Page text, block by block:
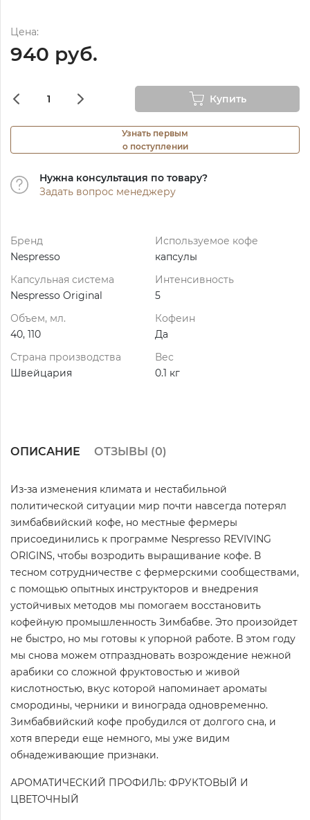
Цена:
940 руб.
Купить
Узнать первым
о поступлении
Нужна консультация по товару?
Задать вопрос менеджеру
Бренд
Nespresso
Используемое кофе
капсулы
Капсульная система
Nespresso Original
Интенсивность
5
Объем, мл.
40, 110
Кофеин
Да
Страна производства
Швейцария
Вес
0.1 кг
ОПИСАНИЕ ОТЗЫВЫ (0)
Из-за изменения климата и нестабильной
политической ситуации мир почти навсегда потерял
зимбабвийский кофе, но местные фермеры
присоединились к программе Nespresso REVIVING
ORIGINS, чтобы возродить выращивание кофе. В
тесном сотрудничестве с фермерскими сообществами,
с помощью опытных инструкторов и внедрения
устойчивых методов мы помогаем восстановить
кофейную промышленность Зимбабве. Это произойдет
не быстро, но мы готовы к упорной работе. В этом году
мы снова можем отпраздновать возрождение нежной
арабики со сложной фруктовостью и живой
кислотностью, вкус которой напоминает ароматы
смородины, черники и винограда одновременно.
Зимбабвийский кофе пробудился от долгого сна, и
хотя впереди еще немного, мы уже видим
обнадеживающие признаки.
АРОМАТИЧЕСКИЙ ПРОФИЛЬ: ФРУКТОВЫЙ И
ЦВЕТОЧНЫЙ